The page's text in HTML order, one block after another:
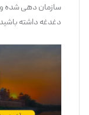
سازمان‌ دهی ‌شده و
دغدغه داشته باشید.